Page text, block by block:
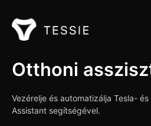
Támogatás
Otthoni
Vezérelje és automatizálja Tesla-
Assistant segítségével.